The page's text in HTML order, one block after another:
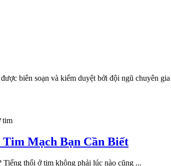
biên soạn và kiểm duyệt bởi đội ngũ chuyên
tim
Mạch Bạn Cần Biết
thổi ở tim không phải lúc nào cũng ...